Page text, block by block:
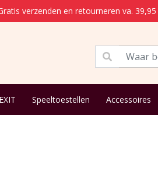
verzenden en retourneren va. 39,95
EXIT Speeltoestellen Accessoires